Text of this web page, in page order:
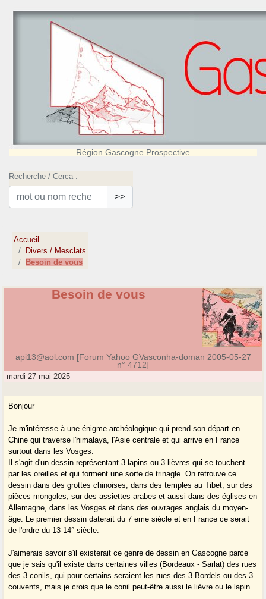
Région Gascogne Prospective
Recherche / Cerca :
>>
Accueil
Divers / Mesclats
Besoin de vous
Besoin de vous
api13@aol.com [Forum Yahoo GVasconha-doman 2005-05-27
n° 4712]
mardi 27 mai 2025
Bonjour
Je m'intéresse à une énigme archéologique qui prend son départ en
Chine qui traverse l'himalaya, l'Asie centrale et qui arrive en France
surtout dans les Vosges.
Il s'agit d'un dessin représentant 3 lapins ou 3 lièvres qui se touchent
par les oreilles et qui forment une sorte de trinagle. On retrouve ce
dessin dans des grottes chinoises, dans des temples au Tibet, sur des
pièces mongoles, sur des assiettes arabes et aussi dans des églises en
Allemagne, dans les Vosges et dans des ouvrages anglais du moyen-
âge. Le premier dessin daterait du 7 eme siècle et en France ce serait
de l'ordre du 13-14° siècle.
J'aimerais savoir s'il existerait ce genre de dessin en Gascogne parce
que je sais qu'il existe dans certaines villes (Bordeaux - Sarlat) des rues
des 3 conils, qui pour certains seraient les rues des 3 Bordels ou des 3
couvents, mais je crois que le conil peut-être aussi le lièvre ou le lapin.